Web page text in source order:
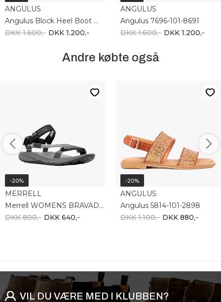
ANGULUS
Angulus Block Heel Boot With Zipper 7795-103-8473
DKK 1.600,- DKK 1.200,-
ANGULUS
Angulus 7696-101-8691
DKK 1.600,- DKK 1.200,-
Andre købte også
-20%
MERRELL
Merrell WOMENS BRAVADA 2 STRAP J037802
DKK 800,- DKK 640,-
-20%
ANGULUS
Angulus 5814-101-2898
DKK 1.100,- DKK 880,-
VIL DU VÆRE MED I KLUBBEN?